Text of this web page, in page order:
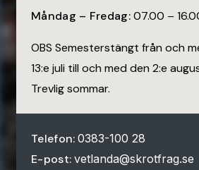
Måndag – Fredag:07.00 –
OBS Semesterstängt från och
13:e juli till och med den 2:e
Trevlig sommar.
Telefon: 0383-100 28
E-post: vetlanda@skrotfrag.se